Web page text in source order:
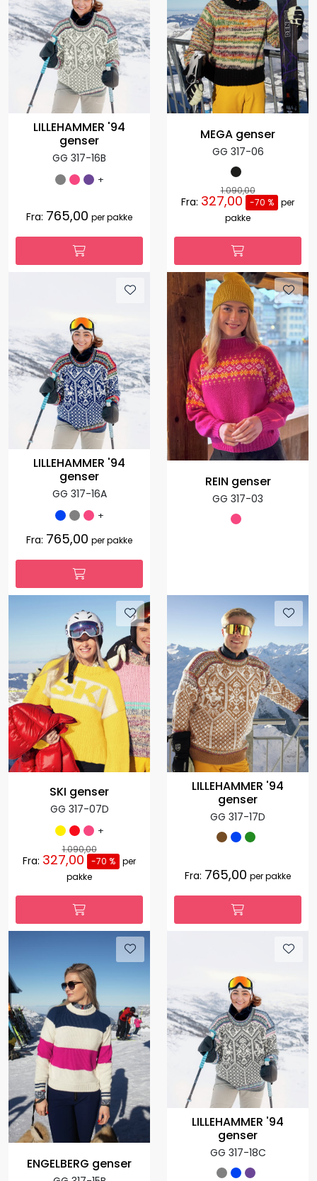
LILLEHAMMER '94
genser
GG 317-16B
+
Fra: 765,00 per pakke
MEGA genser
GG 317-06
1.090,00
Fra: 327,00 -70 % per
pakke
LILLEHAMMER '94
genser
GG 317-16A
+
Fra: 765,00 per pakke
REIN genser
GG 317-03
SKI genser
GG 317-07D
+
1.090,00
Fra: 327,00 -70 % per
pakke
LILLEHAMMER '94
genser
GG 317-17D
Fra: 765,00 per pakke
ENGELBERG genser
LILLEHAMMER '94
genser
GG 317-18C